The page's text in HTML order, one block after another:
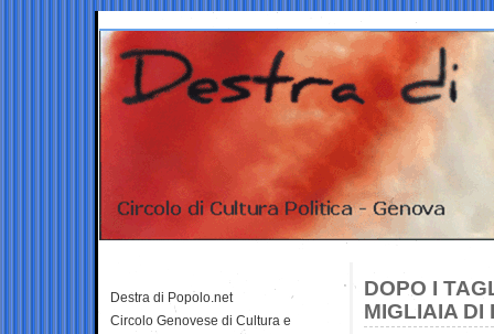
DOPO I
MIGLIAIA DI
Destra di Popolo.net
Circolo Genovese di Cultura e